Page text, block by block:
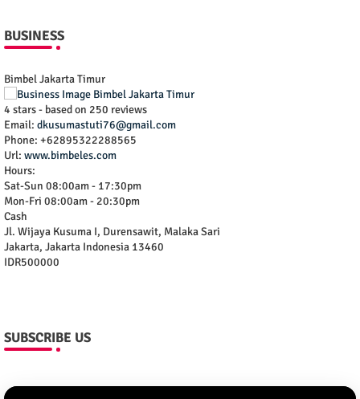
BUSINESS
Bimbel Jakarta Timur
4 stars - based on 250 reviews
Email: dkusumastuti76@gmail.com
Phone: +62895322288565
Url: www.bimbeles.com
Hours:
Sat-Sun 08:00am - 17:30pm
Mon-Fri 08:00am - 20:30pm
Cash
Jl. Wijaya Kusuma I, Durensawit, Malaka Sari
Jakarta, Jakarta Indonesia 13460
IDR500000
SUBSCRIBE US